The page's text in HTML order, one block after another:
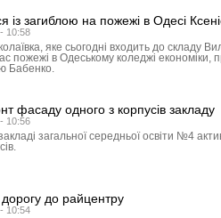
із загиблою на пожежі в Одесі
10:58
яке сьогодні входить до складу
пожежі в Одеському коледжі економіки,
Бабенко.
фасаду одного з корпусів закладу
10:56
загальної середньої освіти №4
до райцентру
10:54